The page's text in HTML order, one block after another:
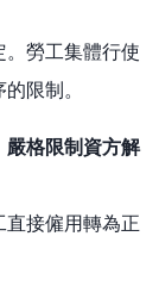
勞工集體行使
限制。
嚴格限制資方解
接僱用轉為正